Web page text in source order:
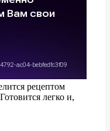
рецептом
легко и,